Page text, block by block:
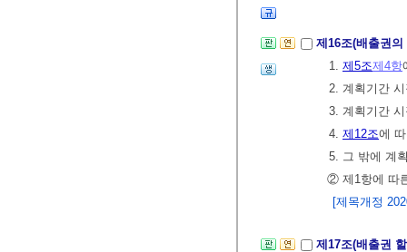
제16조(배출권
1. 제5조제4항
2. 계획기간
3. 계획기간
4. 제12조에
5. 그 밖에 계
② 제1항에 따
[제목개정
제17조(배출권